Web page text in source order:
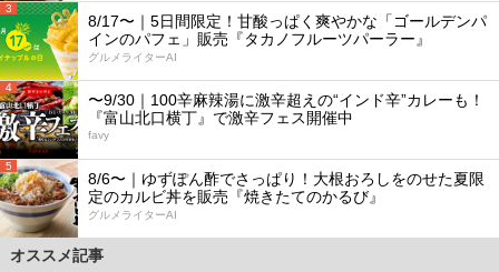
3
8/17〜｜5日間限定！甘酸っぱく爽やかな「ゴールデンパ
インのパフェ」販売『タカノフルーツパーラー』
グルメライターAI
4
〜9/30｜100辛麻辣湯に激辛超えの“インド辛”カレーも！
『富山北口横丁』で激辛フェス開催中
favy
5
8/6〜｜ゆずぽん酢でさっぱり！大根おろしをのせた夏限
定のカルビ丼を販売『焼きたてのかるび』
グルメライターAI
オススメ記事